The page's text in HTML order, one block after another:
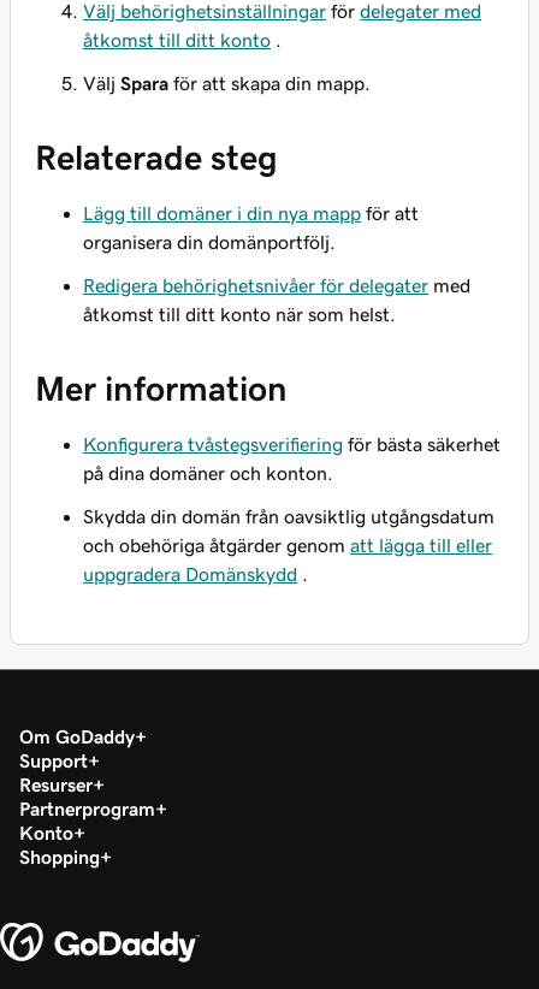
Välj behörighetsinställningar för delegater med
åtkomst till ditt konto .
Välj Spara för att skapa din mapp.
Relaterade steg
Lägg till domäner i din nya mapp för att
organisera din domänportfölj.
Redigera behörighetsnivåer för delegater med
åtkomst till ditt konto när som helst.
Mer information
Konfigurera tvåstegsverifiering för bästa säkerhet
på dina domäner och konton.
Skydda din domän från oavsiktlig utgångsdatum
och obehöriga åtgärder genom att lägga till eller
uppgradera Domänskydd .
Om GoDaddy
Support
Resurser
Partnerprogram
Konto
Shopping